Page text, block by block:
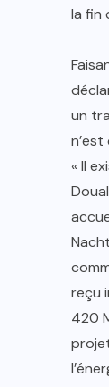
la fin
un
« Il
reçu
420